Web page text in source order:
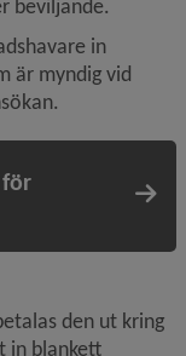
beviljande.
in
är myndig vid
den ut kring